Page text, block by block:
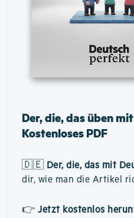
Der, die, das üben
Kostenloses PDF
🇩🇪 Der, die, das mit
dir, wie man die Artikel
👉 Jetzt kostenlos